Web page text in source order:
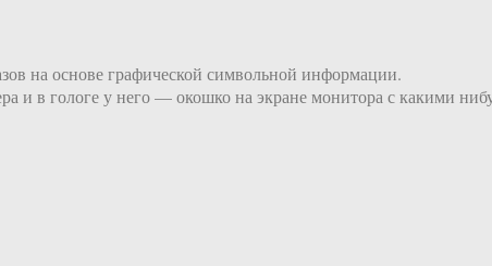
на основе графической символьной информации.
и в гологе у него — окошко на экране монитора с какими